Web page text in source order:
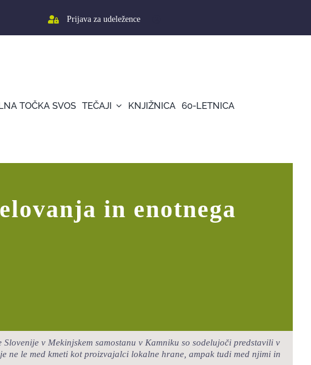
Prijava za udeležence
TOČKA SVOS TEČAJI KNJIŽNICA 60-LETNICA
in enotnega
v Mekinjskem samostanu v Kamniku so sodelujoči predstavili v
ne le med kmeti kot proizvajalci lokalne hrane, ampak tudi med njimi in